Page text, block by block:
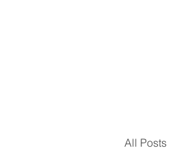
All Posts